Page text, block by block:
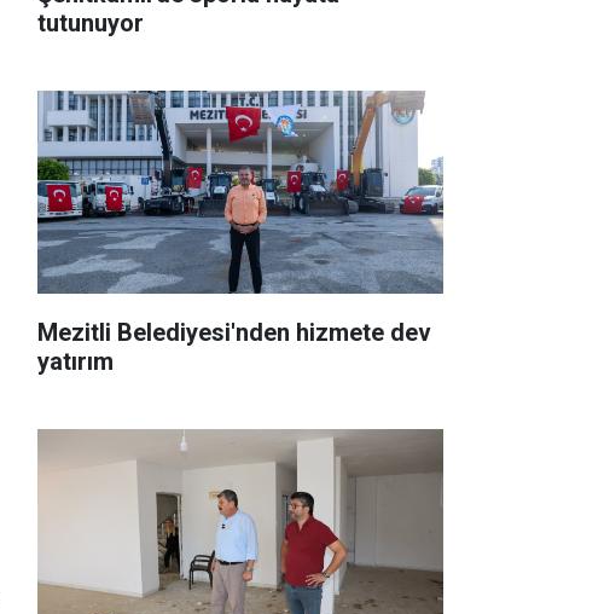
tutunuyor
Mezitli Belediyesi'nden hizmete dev
yatırım